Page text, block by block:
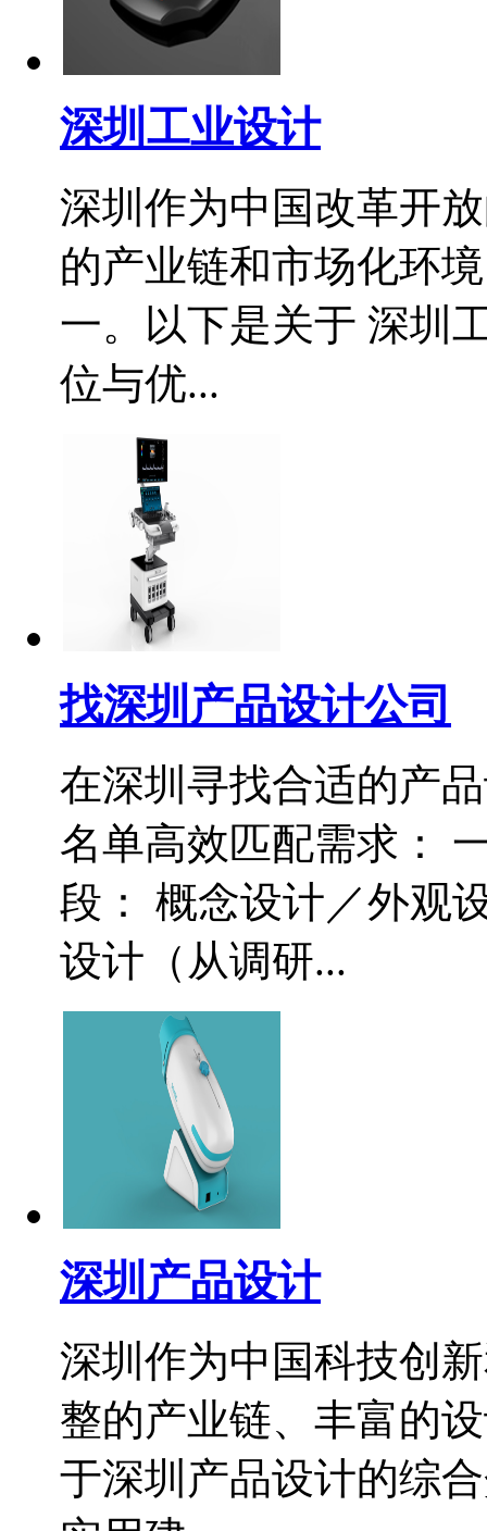
深圳工业设计
深圳作为中国改革开
的产业链和市场化环
一。以下是关于 深圳
位与优...
找深圳产品设计公司
在深圳寻找合适的产
名单高效匹配需求：
段： 概念设计／外观
设计（从调研...
深圳产品设计
深圳作为中国科技创
整的产业链、丰富的
于深圳产品设计的综